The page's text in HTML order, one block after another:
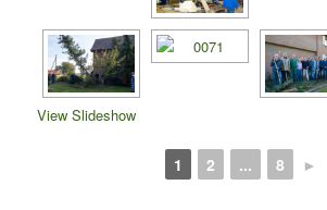
View Slideshow
1 2 ... 8 ►